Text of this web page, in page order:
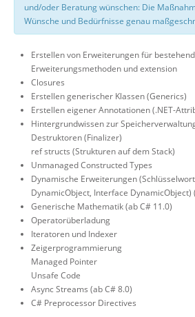
und/oder Beratung wünschen: Die
Wünsche und Bedürfnisse genau
Erstellen von Erweiterungen für
Erweiterungsmethoden und extension
Closures
Erstellen generischer Klassen (Generics)
Erstellen eigener Annotationen (.NET-
Hintergrundwissen zur
Destruktoren (Finalizer)
ref structs (Strukturen auf dem Stack)
Unmanaged Constructed Types
Dynamische Erweiterungen
DynamicObject, Interface DynamicObject)
Generische Mathematik (ab C# 11.0)
Operatorüberladung
Iteratoren und Indexer
Zeigerprogrammierung
Managed Pointer
Unsafe Code
Async Streams (ab C# 8.0)
C# Preprocessor Directives